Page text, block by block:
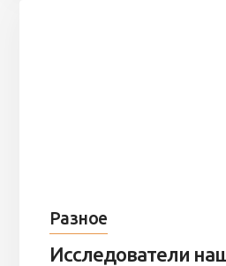
Разное
Исследователи